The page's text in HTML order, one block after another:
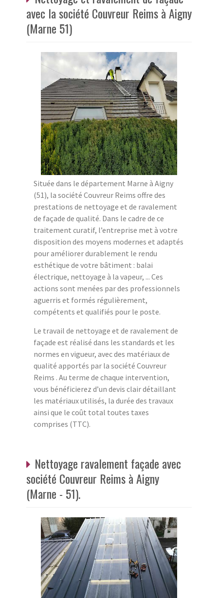
avec la société Couvreur Reims à Aigny
(Marne 51)
Située dans le département Marne à Aigny
(51), la société Couvreur Reims offre des
prestations de nettoyage et de ravalement
de façade de qualité. Dans le cadre de ce
traitement curatif, l’entreprise met à votre
disposition des moyens modernes et adaptés
pour améliorer durablement le rendu
esthétique de votre bâtiment : balai
électrique, nettoyage à la vapeur, ... Ces
actions sont menées par des professionnels
aguerris et formés régulièrement,
compétents et qualifiés pour le poste.
Le travail de nettoyage et de ravalement de
façade est réalisé dans les standards et les
normes en vigueur, avec des matériaux de
qualité apportés par la société Couvreur
Reims . Au terme de chaque intervention,
vous bénéficierez d’un devis clair détaillant
les matériaux utilisés, la durée des travaux
ainsi que le coût total toutes taxes
comprises (TTC).
Nettoyage ravalement façade avec
société Couvreur Reims à Aigny
(Marne - 51).